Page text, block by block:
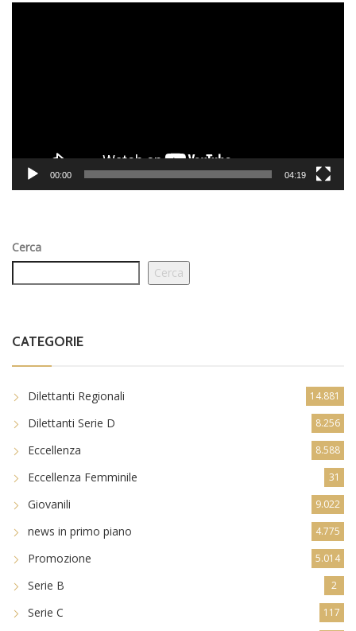
CATEGORIE
Dilettanti Regionali 14.881
Dilettanti Serie D 8.256
Eccellenza 8.588
Eccellenza Femminile 31
Giovanili 9.022
news in primo piano 4.775
Promozione 5.014
Serie B 2